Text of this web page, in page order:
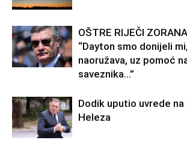
OŠTRE RIJEČI
“Dayton smo donijeli
naoružava, uz pomoć
saveznika…”
Dodik uputio uvrede
Heleza